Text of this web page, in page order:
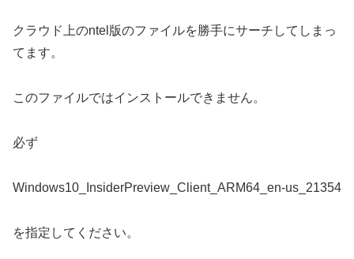
クラウド上のntel版のファイルを勝手にサーチしてしまっ
てます。
このファイルではインストールできません。
必ず
Windows10_InsiderPreview_Client_ARM64_en-us_21354
を指定してください。